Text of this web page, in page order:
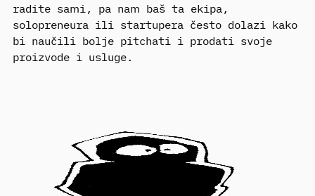
radite sami, pa nam baš ta ekipa,
solopreneura ili startupera često dolazi kako
bi naučili bolje pitchati i prodati svoje
proizvode i usluge.